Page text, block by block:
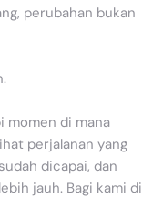
perubahan bukan
momen di mana
perjalanan yang
dicapai, dan
jauh. Bagi kami di